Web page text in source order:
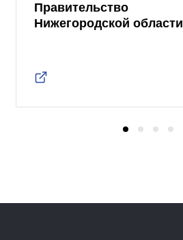
Правительство
Нижегородской области